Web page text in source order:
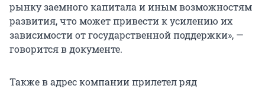
рынку заемного капитала и иным возможностям
развития, что может привести к усилению их
зависимости от государственной поддержки», —
говорится в документе.
Также в адрес компании прилетел ряд